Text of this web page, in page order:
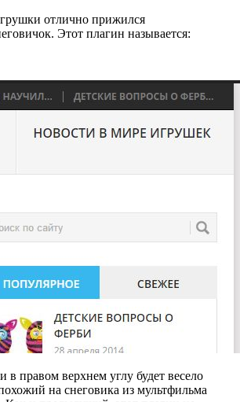
отлично прижился
Этот плагин называется:
в правом верхнем углу будет весело
на снеговика из мультфильма